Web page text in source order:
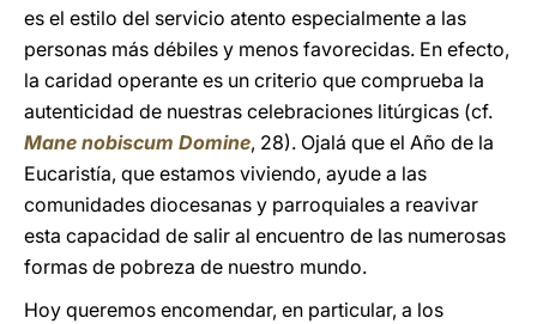
es el estilo del servicio atento especialmente a las
personas más débiles y menos favorecidas. En efecto,
la caridad operante es un criterio que comprueba la
autenticidad de nuestras celebraciones litúrgicas (cf.
Mane nobiscum Domine, 28). Ojalá que el Año de la
Eucaristía, que estamos viviendo, ayude a las
comunidades diocesanas y parroquiales a reavivar
esta capacidad de salir al encuentro de las numerosas
formas de pobreza de nuestro mundo.
Hoy queremos encomendar, en particular, a los